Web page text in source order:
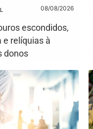
08/08/2026
escondidos,
e relíquias à
donos